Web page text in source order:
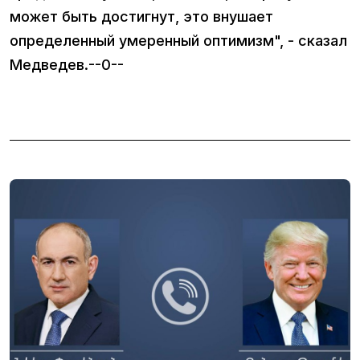
может быть достигнут, это внушает
определенный умеренный оптимизм", - сказал
Медведев.--0--